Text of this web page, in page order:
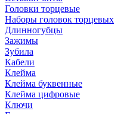
Головки торцевые
Наборы головок торцевых
Длинногубцы
Зажимы
Зубила
Кабели
Клейма
Клейма буквенные
Клейма цифровые
Ключи